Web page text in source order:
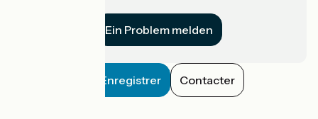
Ein Problem melden
Enregistrer Contacter